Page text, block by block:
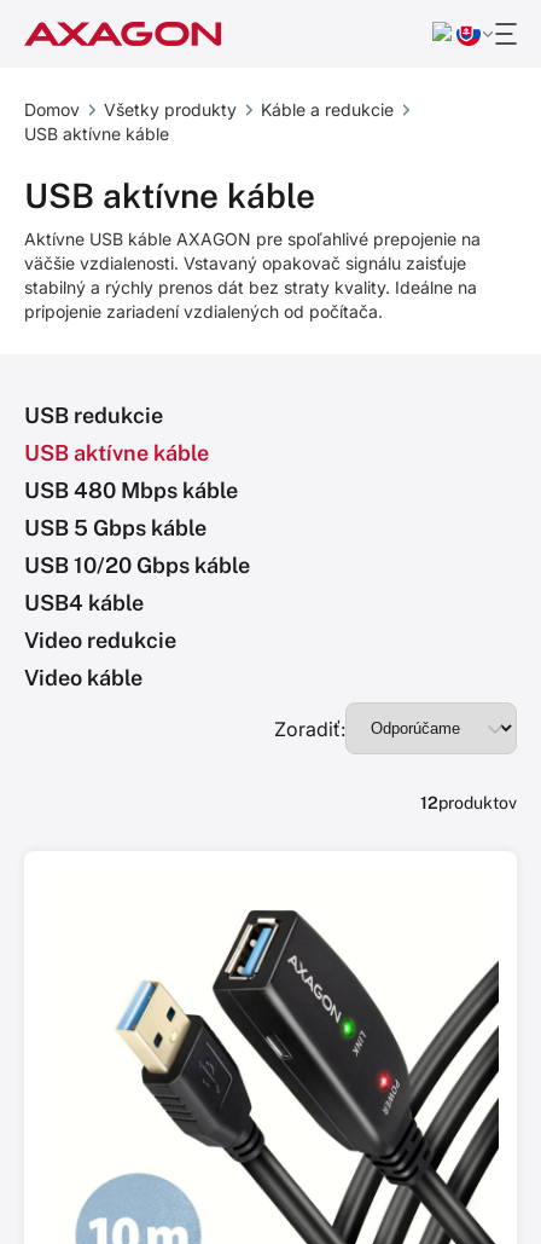
Domov Všetky produkty
Káble a redukcie
USB aktívne káble
USB aktívne káble
Aktívne USB káble AXAGON pre spoľahlivé prepojenie na
väčšie vzdialenosti. Vstavaný opakovač signálu zaisťuje
stabilný a rýchly prenos dát bez straty kvality. Ideálne na
pripojenie zariadení vzdialených od počítača.
USB redukcie
USB aktívne káble
USB 480 Mbps káble
USB 5 Gbps káble
USB 10/20 Gbps káble
USB4 káble
Video redukcie
Video káble
Zoradiť:
12produktov